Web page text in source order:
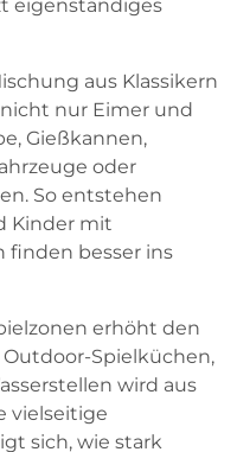
eigenständiges
aus Klassikern
nur Eimer und
Gießkannen,
oder
So entstehen
Kinder mit
finden besser ins
erhöht den
Spielküchen,
wird aus
vielseitige
sich, wie stark